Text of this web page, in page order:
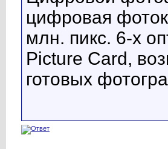
цифровая
млн. пикс. 6-х
Picture Card,
готовых